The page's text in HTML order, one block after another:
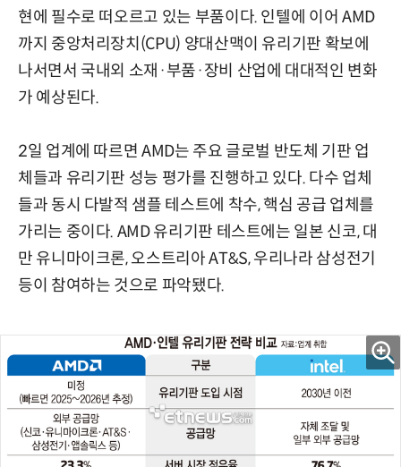
현에 필수로 떠오르고 있는 부품이다. 인텔에 이어 AMD
까지 중앙처리장치(CPU) 양대산맥이 유리기판 확보에
나서면서 국내외 소재·부품·장비 산업에 대대적인 변화
가 예상된다.
2일 업계에 따르면 AMD는 주요 글로벌 반도체 기판 업
체들과 유리기판 성능 평가를 진행하고 있다. 다수 업체
들과 동시 다발적 샘플 테스트에 착수, 핵심 공급 업체를
가리는 중이다. AMD 유리기판 테스트에는 일본 신코, 대
만 유니마이크론, 오스트리아 AT&S, 우리나라 삼성전기
등이 참여하는 것으로 파악됐다.